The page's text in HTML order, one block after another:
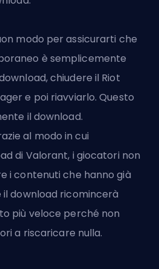
modo per assicurarti che
è semplicemente
chiudere il Riot
e poi riavviarlo. Questo
il download.
al modo in cui
di Valorant, i giocatori non
i contenuti che hanno già
download ricomincerà
più veloce perché non
a riscaricare nulla.